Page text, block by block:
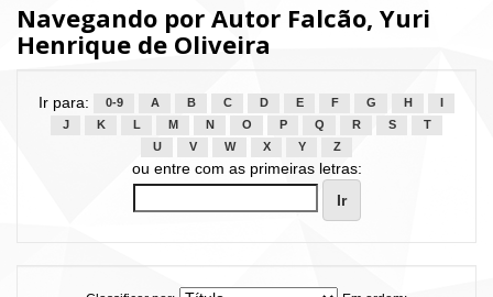
Navegando por Autor Falcão, Yuri
Henrique de Oliveira
Ir para: 0-9 A B C D E F G H
J
K L M N O P Q R S
T
U
V W X Y Z
ou entre com as primeiras letras: